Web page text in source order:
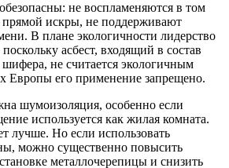
не воспламеняются в том
искры, не поддерживают
В плане экологичности лидерство
асбест, входящий в состав
не считается экологичным
Европы его применение запрещено.
шумоизоляция, особенно если
используется как жилая комната.
лучше. Но если использовать
можно существенно повысить
металлочерепицы и снизить